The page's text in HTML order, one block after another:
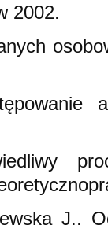
2002.
J.,